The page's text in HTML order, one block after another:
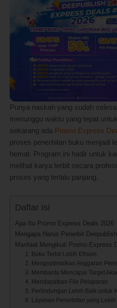
Punya naskah yang sudah
menunggu waktu yang tepat
sekarang ada Promo Express
proses penerbitan buku menjadi
hemat. Program ini hadir untuk
melihat karya terbit secara
proses yang terlalu panjang.
Daftar Isi
Apa Itu Promo Express Deals 2026
Mengapa Harus Penerbit
Manfaat Mengikuti Promo Express
1. Buku Terbit Lebih Efisien
2. Mengoptimalkan Anggaran
3. Membantu Mencapai Target
4. Mendapatkan File Pelaporan
5. Perlindungan Lebih Baik untuk
6. Layanan Penerbitan yang